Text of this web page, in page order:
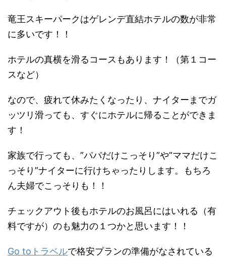
竜王スキーパークはゲレンデ直結ホテルの数が非常
に多いです！！
ホテルの真横を滑るコースもあります！（第１コー
スなど）
なので、 疲れて休みたくなったり、ナイターまでガ
ッツリ滑っても、すぐにホテルに帰ることができま
す！
家族で行っても、”パパだけこっそり”や”ママだけこ
っそり”ナイターに行けちゃったりします。もちろ
ん夫婦でこっそりも！！
チェックアウト後もホテルのお風呂にはいれる（有
料ですが）のも魅力の１つかと思います！！
Go toトラベルで格安プランの準備がなされている